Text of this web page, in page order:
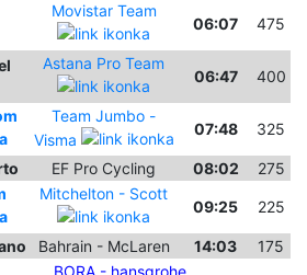
Movistar Team
06:07 475
Astana Pro Team
06:47 400
Team Jumbo -
Visma
07:48 325
EF Pro Cycling 08:02 275
Mitchelton - Scott
09:25 225
Bahrain - McLaren 14:03 175